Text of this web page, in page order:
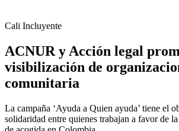
Cali Incluyente
ACNUR y Acción legal
visibilización de
comunitaria
La campaña ‘Ayuda a Quien ayuda’ tiene el
solidaridad entre quienes trabajan a favor de